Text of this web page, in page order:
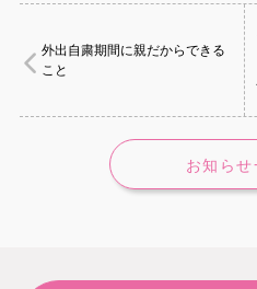
外出自粛期間に親だからできる
こと
お知らせ